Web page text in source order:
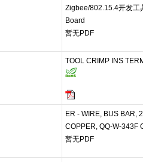
Zigbee/802.15.4开发工
Board
暂无PDF
TOOL CRIMP INS
ER - WIRE, BUS BAR,
COPPER, QQ-W-343F
暂无PDF